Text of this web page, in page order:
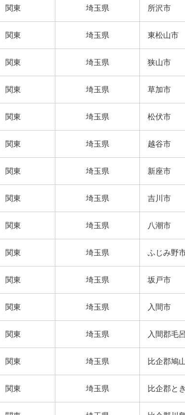
関東 埼玉県 所沢市
関東 埼玉県 東松山市
関東 埼玉県 狭山市
関東 埼玉県 草加市
関東 埼玉県 松伏市
関東 埼玉県 越谷市
関東 埼玉県 新座市
関東 埼玉県 吉川市
関東 埼玉県 八潮市
関東 埼玉県 ふじみ野
関東 埼玉県 坂戸市
関東 埼玉県 入間市
関東 埼玉県 入間郡毛
関東 埼玉県 比企郡鳩
関東 埼玉県 比企郡と